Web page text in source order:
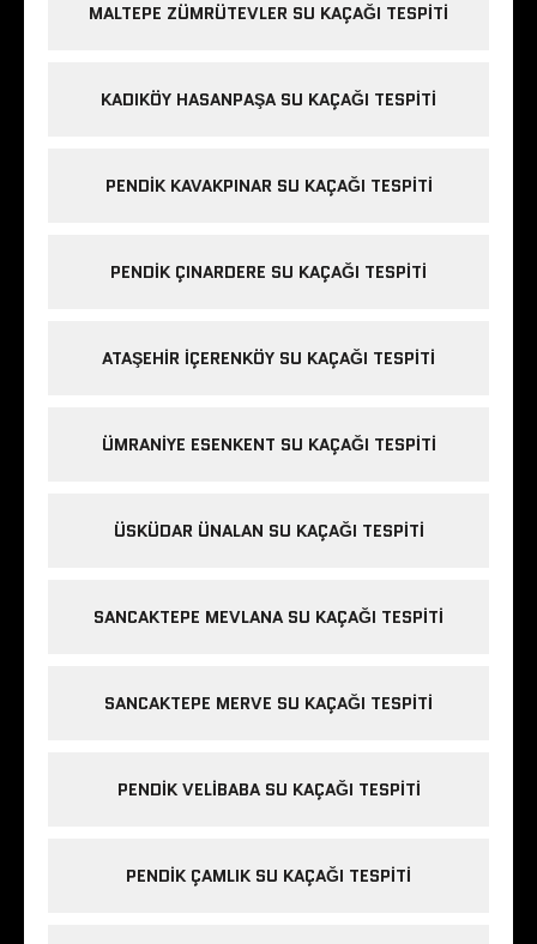
MALTEPE ZÜMRÜTEVLER SU KAÇAĞI TESPITI
KADIKÖY HASANPAŞA SU KAÇAĞI TESPITI
PENDIK KAVAKPINAR SU KAÇAĞI TESPITI
PENDIK ÇINARDERE SU KAÇAĞI TESPITI
ATAŞEHIR İÇERENKÖY SU KAÇAĞI TESPITI
ÜMRANIYE ESENKENT SU KAÇAĞI TESPITI
ÜSKÜDAR ÜNALAN SU KAÇAĞI TESPITI
SANCAKTEPE MEVLANA SU KAÇAĞI TESPITI
SANCAKTEPE MERVE SU KAÇAĞI TESPITI
PENDIK VELIBABA SU KAÇAĞI TESPITI
PENDIK ÇAMLIK SU KAÇAĞI TESPITI